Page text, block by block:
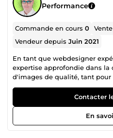
Performance
Commande en cours0
Vendeur depuisJuin 2021
En tant que webdesigner
expertise approfondie dans
d'images de qualité, tant
pour mes clients. Au fil des
utiliser des outils
sublimer les photos, et je mets
service. Je propose des
ligne, adaptés à tous vos
Contacter
En